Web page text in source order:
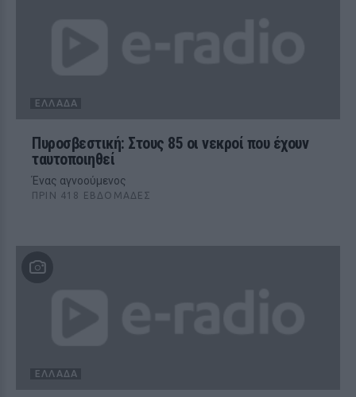
ΕΛΛΆΔΑ
Πυροσβεστική: Στους 85 οι νεκροί που έχουν
ταυτοποιηθεί
Ένας αγνοούμενος
ΠΡΙΝ 418 ΕΒΔΟΜΆΔΕΣ
ΕΛΛΆΔΑ